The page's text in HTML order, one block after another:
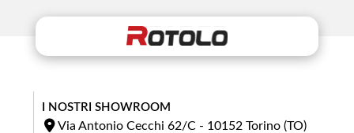
Modello
I NOSTRI SHOWROOM
Via Antonio Cecchi 62/C - 10152 Torino (TO)